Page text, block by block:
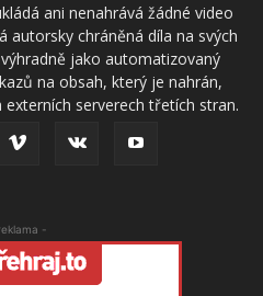
ani nenahrává žádné video
autorsky chráněná díla na svých
jako automatizovaný
na obsah, který je nahrán,
serverech třetích stran.
-